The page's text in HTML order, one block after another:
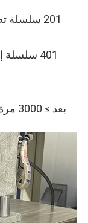
201 سلسلة تصريف مستقر 2cc في كل مرة
401 سلسلة إخراج مستقر 4cc في كل مرة
بعد ≥ 3000 مرة من اختبار ضغط مقاومة الإجهاد